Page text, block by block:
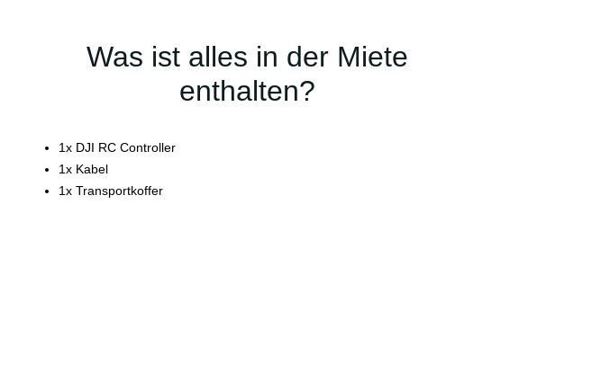
Was ist alles in der Miete
enthalten?
1x DJI RC Controller
1x Kabel
1x Transportkoffer